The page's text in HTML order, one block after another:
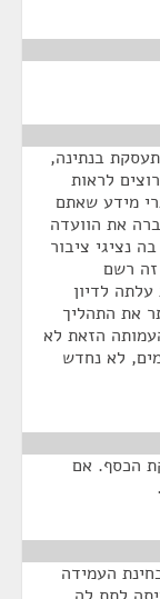
בנתינה,
לראות
מידע שאתם
את הוועדה
נציגי ציבור
רשם
לדיון
את התהליך
הזאת לא
לא נחדש
הכסף. אם
העמידה